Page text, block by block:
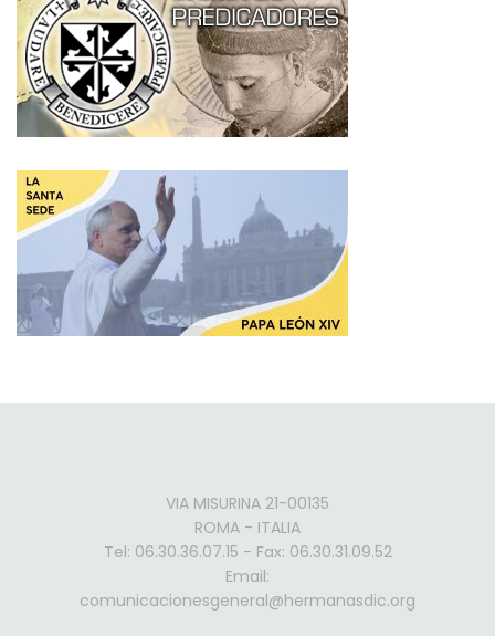
VIA MISURINA 21-00135
ROMA - ITALIA
Tel: 06.30.36.07.15 - Fax: 06.30.31.09.52
Email:
comunicacionesgeneral@hermanasdic.org